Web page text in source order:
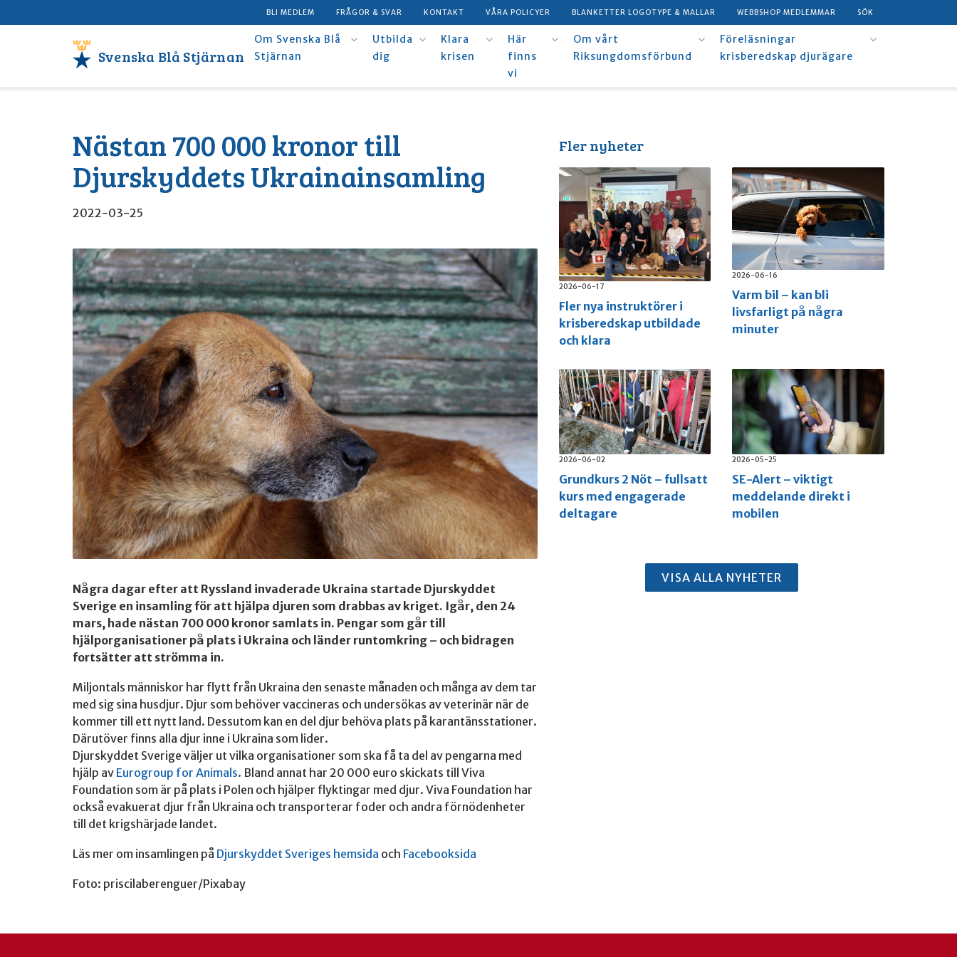
BLI MEDLEM FRÅGOR & SVAR KONTAKT VÅRA POLICYER BLANKETTER LOGOTYPE & MALLAR WEBBSHOP MEDLEMMAR SÖK
Svenska Blå Stjärnan
Om Svenska Blå
Stjärnan
Utbilda
dig
Klara
krisen
Här
finns
vi
Om vårt
Riksungdomsförbund
Föreläsningar
krisberedskap djurägare
Nästan 700 000 kronor till
Djurskyddets Ukrainainsamling
2022-03-25
Några dagar efter att Ryssland invaderade Ukraina startade Djurskyddet
Sverige en insamling för att hjälpa djuren som drabbas av kriget. Igår, den 24
mars, hade nästan 700 000 kronor samlats in. Pengar som går till
hjälporganisationer på plats i Ukraina och länder runtomkring – och bidragen
fortsätter att strömma in.
Miljontals människor har flytt från Ukraina den senaste månaden och många av dem tar
med sig sina husdjur. Djur som behöver vaccineras och undersökas av veterinär när de
kommer till ett nytt land. Dessutom kan en del djur behöva plats på karantänsstationer.
Därutöver finns alla djur inne i Ukraina som lider.
Djurskyddet Sverige väljer ut vilka organisationer som ska få ta del av pengarna med
hjälp av Eurogroup for Animals. Bland annat har 20 000 euro skickats till Viva
Foundation som är på plats i Polen och hjälper flyktingar med djur. Viva Foundation har
också evakuerat djur från Ukraina och transporterar foder och andra förnödenheter
till det krigshärjade landet.
Läs mer om insamlingen på Djurskyddet Sveriges hemsida och Facebooksida
Foto: priscilaberenguer/Pixabay
Fler nyheter
2026-06-17
Fler nya instruktörer i
krisberedskap utbildade
och klara
2026-06-16
Varm bil – kan bli
livsfarligt på några
minuter
2026-06-02
Grundkurs 2 Nöt – fullsatt
kurs med engagerade
deltagare
2026-05-25
SE-Alert – viktigt
meddelande direkt i
mobilen
VISA ALLA NYHETER